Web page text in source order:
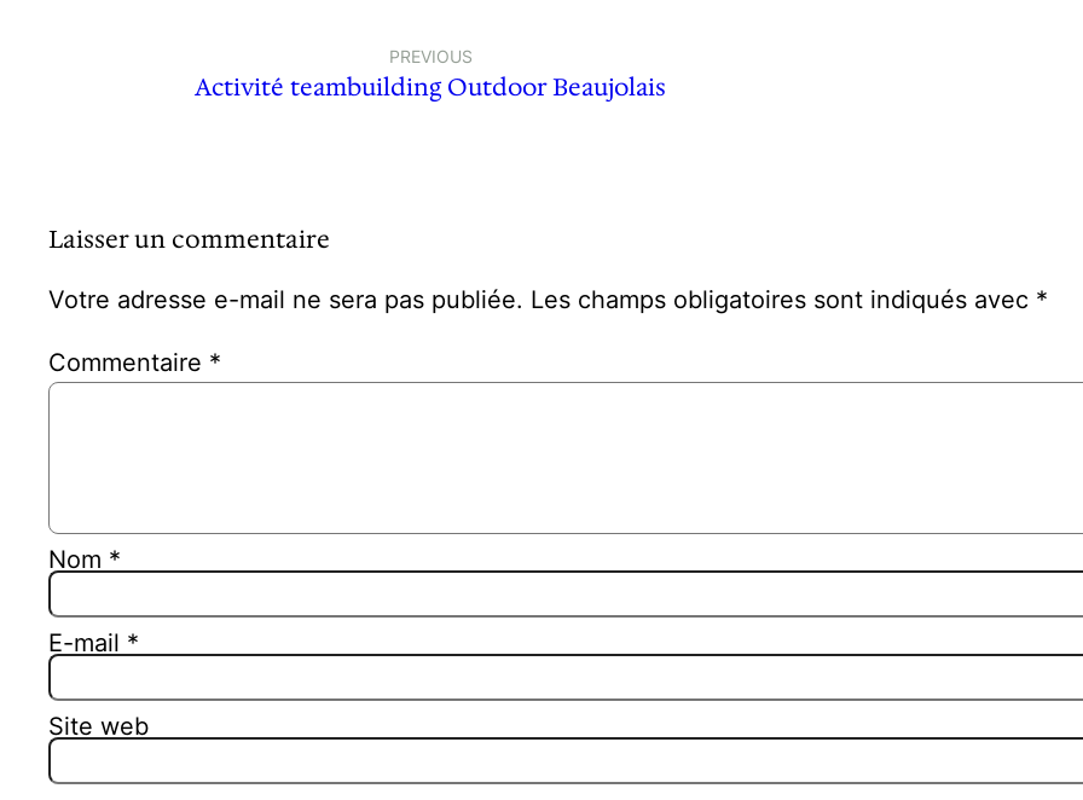
PREVIOUS
Activité teambuilding Outdoor Beaujolais
Laisser un commentaire
Votre adresse e-mail ne sera pas publiée. Les champs obligatoires sont indiqués avec *
Commentaire *
Nom *
E-mail *
Site web